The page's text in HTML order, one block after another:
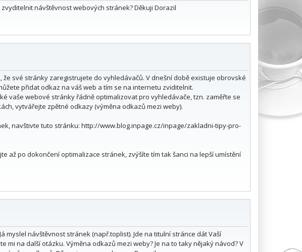
návštěvnost webových stránek? Děkuji Dorazil
své stránky zaregistrujete do vyhledávačů. V dnešní době existuje obrovské
přidat odkaz na váš web a tím se na internetu zviditelnit.
vaše webové stránky řádně optimalizovat pro vyhledávače, tzn. zaměřte se
vytvářejte zpětné odkazy (výměna odkazů mezi weby).
navštivte tuto stránku: http://www.blog.inpage.cz/inpage/zakladni-tipy-pro-
až po dokončení optimalizace stránek, zvýšíte tím tak šanci na lepší umístění
myslel návštěvnost stránek (např.toplist). Jde na titulní stránce dát Vaší
mi na další otázku. Výměna odkazů mezi weby? Je na to taky nějaký návod? V